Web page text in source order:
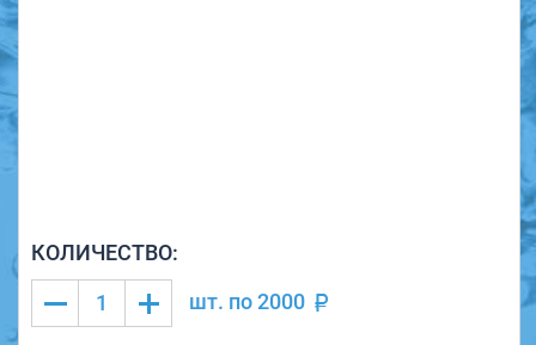
КОЛИЧЕСТВО:
шт. по2000